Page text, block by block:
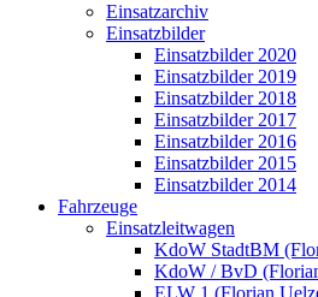
Einsatzarchiv
Einsatzbilder
Einsatzbilder 2020
Einsatzbilder 2019
Einsatzbilder 2018
Einsatzbilder 2017
Einsatzbilder 2016
Einsatzbilder 2015
Einsatzbilder 2014
Fahrzeuge
Einsatzleitwagen
KdoW StadtBM
KdoW / BvD
ELW 1 (Florian